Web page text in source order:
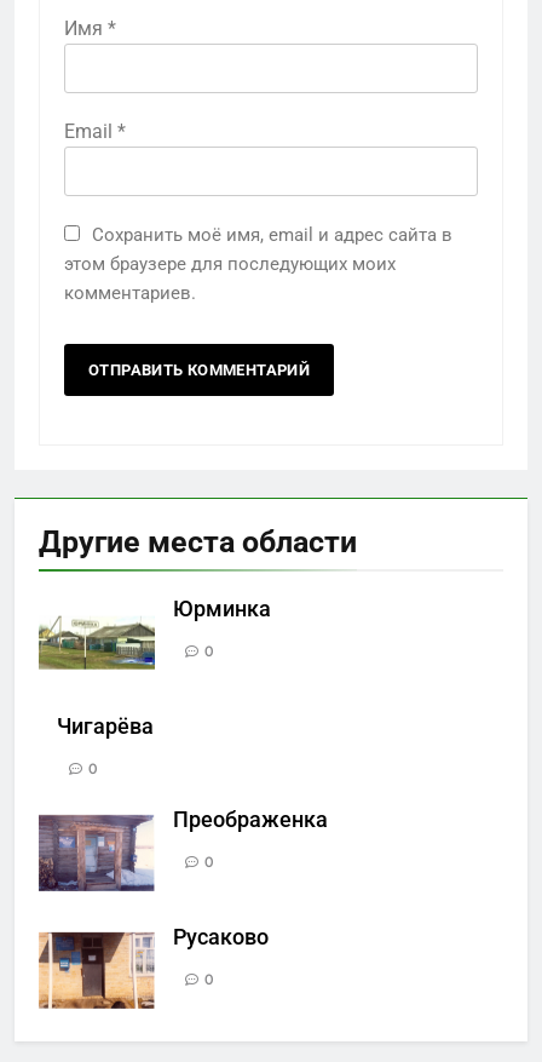
Имя *
Email *
Сохранить моё имя, email и адрес сайта в
этом браузере для последующих моих
комментариев.
Другие места области
Юрминка
0
Чигарёва
0
Преображенка
0
Русаково
0